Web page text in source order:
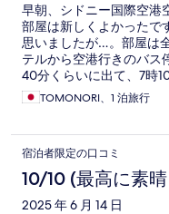
早朝、シドニー国際空港
部屋は新しくよかったで
思いましたが…。部屋は
テルから空港行きのバス
40分くらいに出て、7時
した。TOMONORI、1 泊旅行
宿泊者限定の口コミ
10/10 (最高に素
2025 年 6 月 14 日